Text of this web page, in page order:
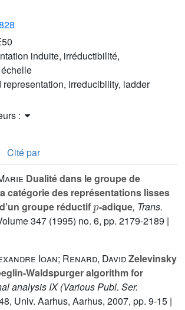
induite, irréductibilité,
representation, irreducibility, ladder
:
Cité par
Dualité dans le groupe de
catégorie des représentations lisses
groupe réductif
p
-adique, Trans.
347 (1995) no. 6, pp. 2179-2189 |
Ioan; Renard, DavidZelevinsky
Waldspurger algorithm for
analysis IX(Various Publ. Ser.
, Univ. Aarhus, Aarhus, 2007, pp. 9-15 |